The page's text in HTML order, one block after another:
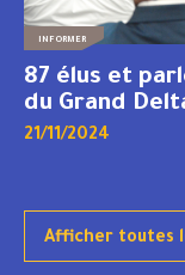
INFORMER
87 élus et
du Grand
21/11/2024
Afficher toutes